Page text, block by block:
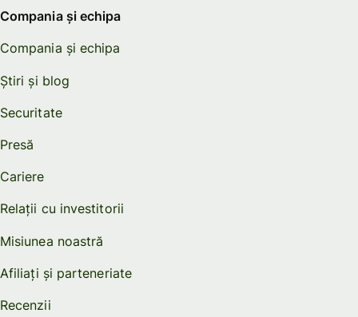
Compania și echipa
Compania și echipa
Știri și blog
Securitate
Presă
Cariere
Relații cu investitorii
Misiunea noastră
Afiliați și parteneriate
Recenzii